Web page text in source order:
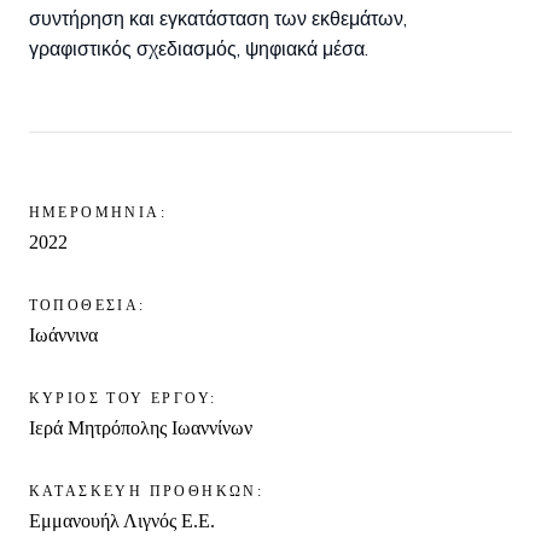
συντήρηση και εγκατάσταση των εκθεμάτων,
γραφιστικός σχεδιασμός, ψηφιακά μέσα.
ΗΜΕΡΟΜΗΝΙΑ:
2022
ΤΟΠΟΘΕΣΙΑ:
Ιωάννινα
ΚΥΡΙΟΣ ΤΟΥ ΕΡΓΟΥ:
Ιερά Μητρόπολης Ιωαννίνων
ΚΑΤΑΣΚΕΥΗ ΠΡΟΘΗΚΩΝ:
Εμμανουήλ Λιγνός Ε.Ε.